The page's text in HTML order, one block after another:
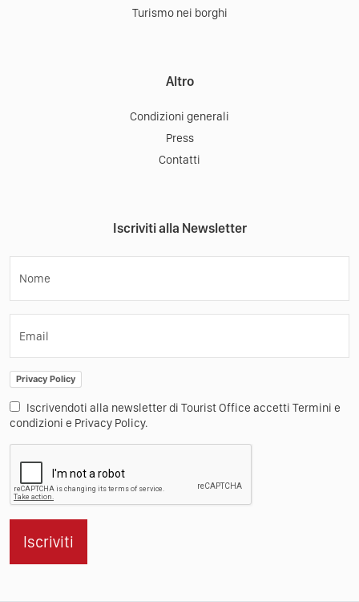
Turismo nei borghi
Altro
Condizioni generali
Press
Contatti
Iscriviti alla Newsletter
Nome
Email
Privacy Policy
Iscrivendoti alla newsletter di Tourist Office accetti Termini e
condizioni e Privacy Policy.
Iscriviti